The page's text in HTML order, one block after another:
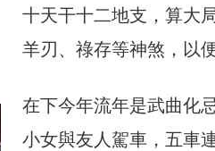
十天干十二地支，算大
羊刃、祿存等神煞，以
在下今年流年是武曲化
小女與友人駕車，五車